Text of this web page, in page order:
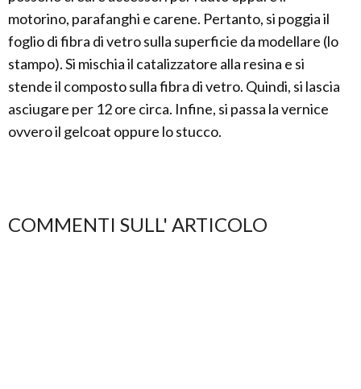
motorino, parafanghi e carene. Pertanto, si poggia il
foglio di fibra di vetro sulla superficie da modellare (lo
stampo). Si mischia il catalizzatore alla resina e si
stende il composto sulla fibra di vetro. Quindi, si lascia
asciugare per 12 ore circa. Infine, si passa la vernice
ovvero il gelcoat oppure lo stucco.
COMMENTI SULL' ARTICOLO